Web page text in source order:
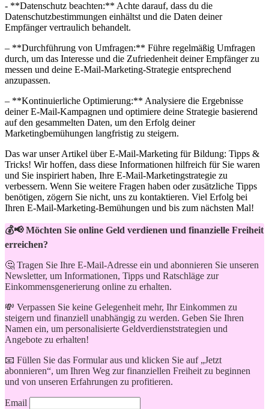
-⁢ **Datenschutz beachten:** Achte ‌darauf, dass du die
Datenschutzbestimmungen einhältst‌ und ⁢die⁤ Daten deiner
Empfänger vertraulich behandelt.
– **Durchführung von Umfragen:** Führe regelmäßig Umfragen
durch, um das Interesse und die Zufriedenheit deiner Empfänger‍ zu
⁤messen und deine ⁤E-Mail-Marketing-Strategie entsprechend⁣
anzupassen.
– **Kontinuierliche Optimierung:** Analysiere die Ergebnisse
deiner E-Mail-Kampagnen und ⁣optimiere ​deine Strategie⁣ basierend
auf den ⁢gesammelten Daten, um den Erfolg deiner​
Marketingbemühungen langfristig zu steigern.
Das war unser‌ Artikel über E-Mail-Marketing für Bildung: Tipps ⁤&
Tricks! Wir hoffen, dass diese Informationen hilfreich für ⁢Sie ⁣waren
und Sie inspiriert haben, ​Ihre E-Mail-Marketingstrategie zu
verbessern. Wenn Sie weitere Fragen​ haben‌ oder zusätzliche Tipps
‌benötigen, ⁢zögern Sie nicht, uns zu kontaktieren.⁤ Viel Erfolg bei
Ihren E-Mail-Marketing-Bemühungen und bis​ zum nächsten Mal!
💰📢 Möchten Sie online Geld verdienen und finanzielle Freiheit
erreichen?
🤔 Tragen Sie Ihre E-Mail-Adresse ein und abonnieren Sie unseren
Newsletter, um Informationen, Tipps und Ratschläge zur
Einkommensgenerierung online zu erhalten.
💸 Verpassen Sie keine Gelegenheit mehr, Ihr Einkommen zu
steigern und finanziell unabhängig zu werden. Geben Sie Ihren
Namen ein, um personalisierte Geldverdienststrategien und
Angebote zu erhalten!
📧 Füllen Sie das Formular aus und klicken Sie auf „Jetzt
abonnieren“, um Ihren Weg zur finanziellen Freiheit zu beginnen
und von unseren Erfahrungen zu profitieren.
Email